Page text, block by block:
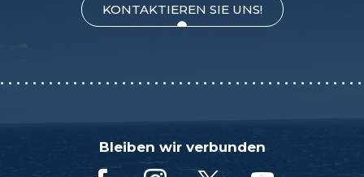
KONTAKTIEREN SIE UNS!
Bleiben wir verbunden